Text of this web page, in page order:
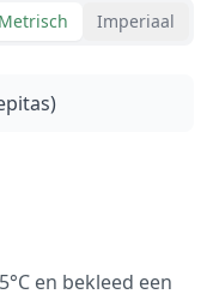
Metrisch Imperiaal
en bekleed een